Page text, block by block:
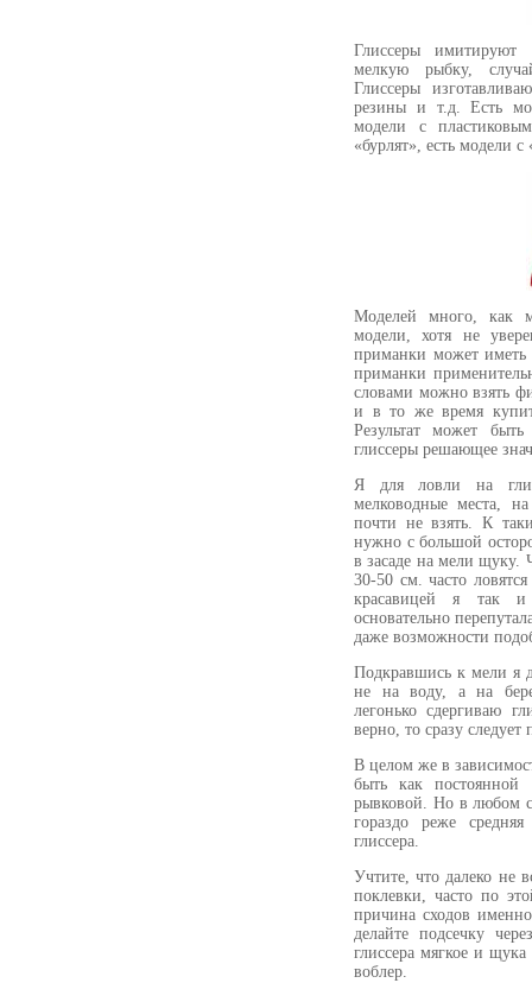
Глиссеры имитируют
мелкую рыбку,
Глиссеры
резины и т.д. Есть
модели с
«бурлят», есть модели
Моделей много, как
модели, хотя не
приманки может иметь
приманки
словами можно взять
и в то же время
Результат может
глиссеры решающее
Я для ловли на
мелководные места,
почти не взять. К
нужно с большой
в засаде на мели щуку.
30-50 см. часто
красавицей я так и
основательно
даже возможности
Подкравшись к мели я
не на воду, а на
легонько сдергиваю
верно, то сразу следует
В целом же в
быть как
рывковой. Но в любом
гораздо реже
глиссера.
Учтите, что далеко не
поклевки, часто по
причина сходов
делайте подсечку
глиссера мягкое и
воблер.